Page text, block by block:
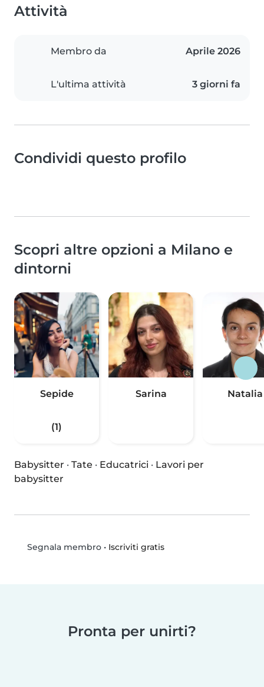
Attività
Membro da Aprile 2026
L'ultima attività 3 giorni fa
Condividi questo profilo
Scopri altre opzioni a Milano e
dintorni
Sepide
(1)
Sarina Natalia
Babysitter · Tate · Educatrici · Lavori per
babysitter
Segnala membro• Iscriviti gratis
Pronta per unirti?